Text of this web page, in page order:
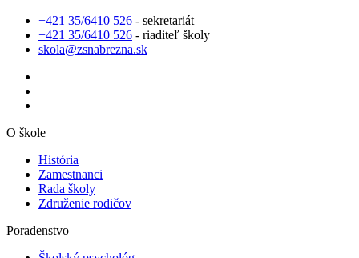
+421 35/6410 526 - sekretariát
+421 35/6410 526 - riaditeľ školy
skola@zsnabrezna.sk
O škole
História
Zamestnanci
Rada školy
Združenie rodičov
Poradenstvo